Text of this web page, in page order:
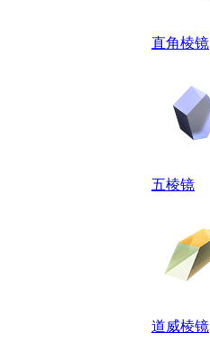
直角棱镜
五棱镜
道威棱镜